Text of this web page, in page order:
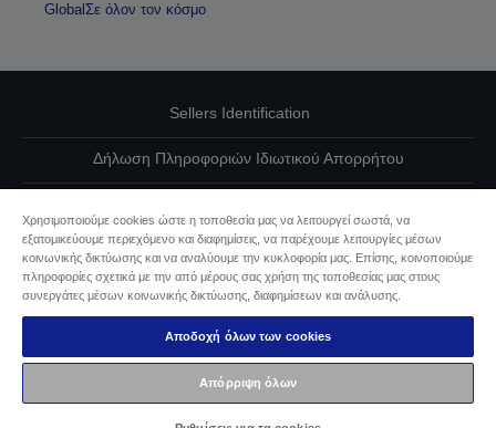
GlobalΣε όλον τον κόσμο
Sellers Identification
Δήλωση Πληροφοριών Ιδιωτικού Απορρήτου
Επικοινωνήστε μαζί μας για τα δεδομένα σας
Πληροφορίες σχετικά με τα cookie
Δέσμευση της Epson για προσβασιμότητα
Πνευματικά δικαιώματα © 2026 Seiko Epson
Χρησιμοποιούμε cookies ώστε η τοποθεσία μας να λειτουργεί σωστά, να
εξατομικεύουμε περιεχόμενο και διαφημίσεις, να παρέχουμε λειτουργίες μέσων
κοινωνικής δικτύωσης και να αναλύουμε την κυκλοφορία μας. Επίσης, κοινοποιούμε
πληροφορίες σχετικά με την από μέρους σας χρήση της τοποθεσίας μας στους
συνεργάτες μέσων κοινωνικής δικτύωσης, διαφημίσεων και ανάλυσης.
Αποδοχή όλων των cookies
Απόρριψη όλων